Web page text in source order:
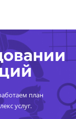
план
услуг.